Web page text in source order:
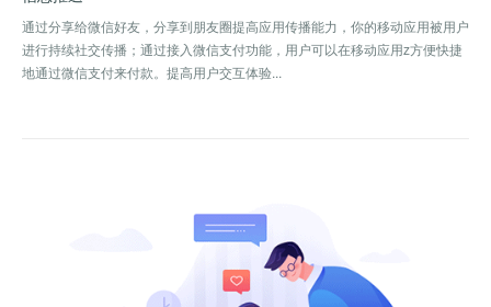
通过分享给微信好友，分享到朋友圈提高应用传播能力，你的移动应用被用户
进行持续社交传播；通过接入微信支付功能，用户可以在移动应用z方便快捷
地通过微信支付来付款。提高用户交互体验...